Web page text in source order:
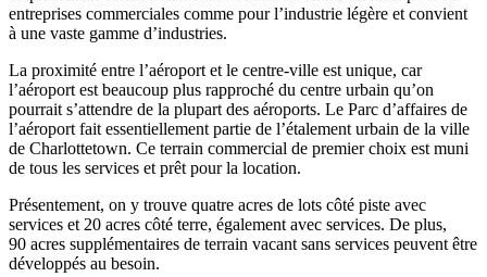
entreprises commerciales comme pour l’industrie légère et convient
à une vaste gamme d’industries.
La proximité entre l’aéroport et le centre-ville est unique, car
l’aéroport est beaucoup plus rapproché du centre urbain qu’on
pourrait s’attendre de la plupart des aéroports. Le Parc d’affaires de
l’aéroport fait essentiellement partie de l’étalement urbain de la ville
de Charlottetown. Ce terrain commercial de premier choix est muni
de tous les services et prêt pour la location.
Présentement, on y trouve quatre acres de lots côté piste avec
services et 20 acres côté terre, également avec services. De plus,
90 acres supplémentaires de terrain vacant sans services peuvent être
développés au besoin.